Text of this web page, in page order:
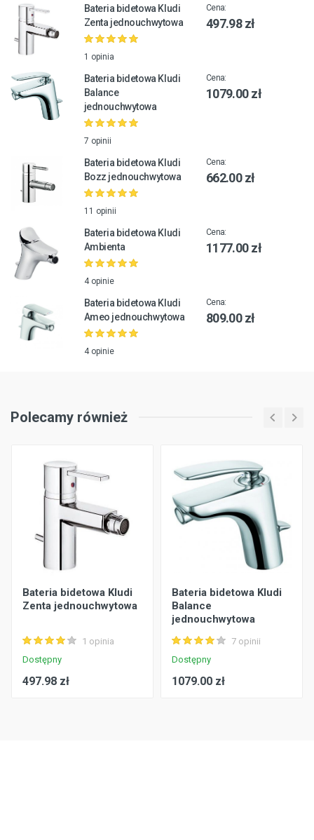
Bateria bidetowa Kludi
Zenta jednouchwytowa
1 opinia
Cena:
497.98 zł
Bateria bidetowa Kludi
Balance
jednouchwytowa
7 opinii
Cena:
1079.00 zł
Bateria bidetowa Kludi
Bozz jednouchwytowa
11 opinii
Cena:
662.00 zł
Bateria bidetowa Kludi
Ambienta
4 opinie
Cena:
1177.00 zł
Bateria bidetowa Kludi
Ameo jednouchwytowa
4 opinie
Cena:
809.00 zł
Polecamy również
Bateria bidetowa Kludi
Zenta jednouchwytowa
1 opinia
Dostępny
497.98 zł
Bateria bidetowa Kludi
Balance
jednouchwytowa
7 opinii
Dostępny
1079.00 zł